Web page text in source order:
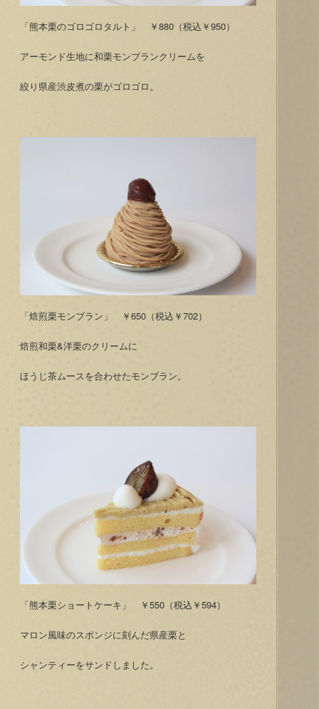
「熊本栗のゴロゴロタルト」 ￥880（税込￥950）
アーモンド生地に和栗モンブランクリームを
絞り県産渋皮煮の栗がゴロゴロ。
「焙煎栗モンブラン」 ￥650（税込￥702）
焙煎和栗&洋栗のクリームに
ほうじ茶ムースを合わせたモンブラン。
「熊本栗ショートケーキ」 ￥550（税込￥594）
マロン風味のスポンジに刻んだ県産栗と
シャンティーをサンドしました。